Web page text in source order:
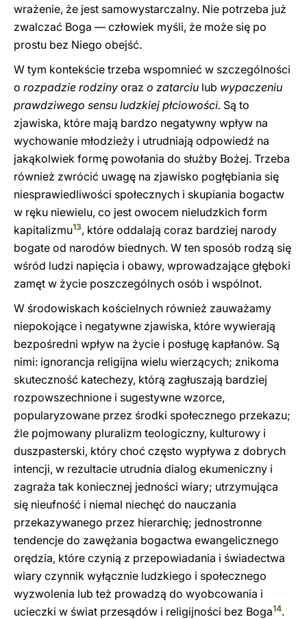
wrażenie, że jest samowystarczalny. Nie potrzeba już
zwalczać Boga — człowiek myśli, że może się po
prostu bez Niego obejść.
W tym kontekście trzeba wspomnieć w szczególności
o rozpadzie rodziny oraz o zatarciu lub wypaczeniu
prawdziwego sensu ludzkiej płciowości. Są to
zjawiska, które mają bardzo negatywny wpływ na
wychowanie młodzieży i utrudniają odpowiedź na
jakąkolwiek formę powołania do służby Bożej. Trzeba
również zwrócić uwagę na zjawisko pogłębiania się
niesprawiedliwości społecznych i skupiania bogactw
w ręku niewielu, co jest owocem nieludzkich form
kapitalizmu13, które oddalają coraz bardziej narody
bogate od narodów biednych. W ten sposób rodzą się
wśród ludzi napięcia i obawy, wprowadzające głęboki
zamęt w życie poszczególnych osób i wspólnot.
W środowiskach kościelnych również zauważamy
niepokojące i negatywne zjawiska, które wywierają
bezpośredni wpływ na życie i posługę kapłanów. Są
nimi: ignorancja religijna wielu wierzących; znikoma
skuteczność katechezy, którą zagłuszają bardziej
rozpowszechnione i sugestywne wzorce,
popularyzowane przez środki społecznego przekazu;
źle pojmowany pluralizm teologiczny, kulturowy i
duszpasterski, który choć często wypływa z dobrych
intencji, w rezultacie utrudnia dialog ekumeniczny i
zagraża tak koniecznej jedności wiary; utrzymująca
się nieufność i niemal niechęć do nauczania
przekazywanego przez hierarchię; jednostronne
tendencje do zawężania bogactwa ewangelicznego
orędzia, które czynią z przepowiadania i świadectwa
wiary czynnik wyłącznie ludzkiego i społecznego
wyzwolenia lub też prowadzą do wyobcowania i
ucieczki w świat przesądów i religijności bez Boga14.